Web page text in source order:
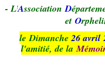
-L’AssociationD
et O
le Dimanche 26 avril
l'amitié, de la